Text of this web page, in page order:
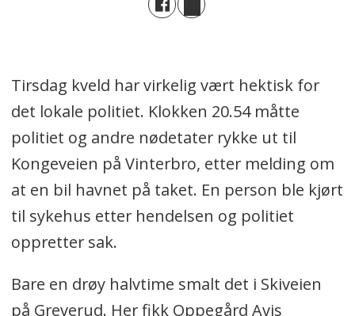
Tirsdag kveld har virkelig vært hektisk for
det lokale politiet. Klokken 20.54 måtte
politiet og andre nødetater rykke ut til
Kongeveien på Vinterbro, etter melding om
at en bil havnet på taket. En person ble kjørt
til sykehus etter hendelsen og politiet
oppretter sak.
Bare en drøy halvtime smalt det i Skiveien
på Greverud. Her fikk Oppegård Avis